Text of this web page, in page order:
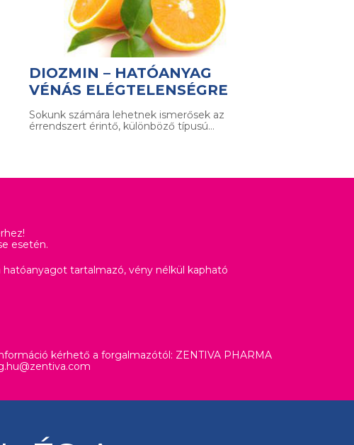
DIOZMIN – HATÓANYAG
VÉNÁS ELÉGTELENSÉGRE
Sokunk számára lehetnek ismerősek az
érrendszert érintő, különböző típusú…
esetén.
tartalmazó, vény nélkül kapható
kérhető a forgalmazótól: ZENTIVA PHARMA